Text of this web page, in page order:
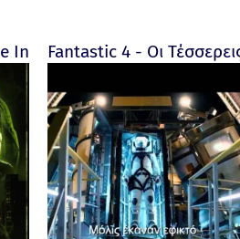
Incredible Hulk - 2008
Fantastic 4 - Οι